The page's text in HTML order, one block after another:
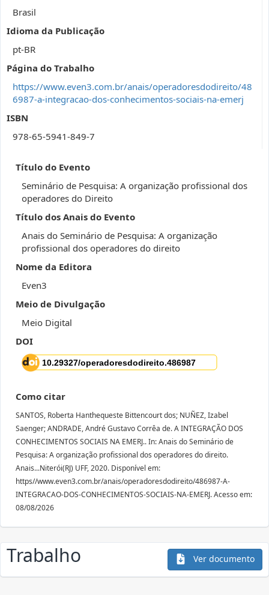
Brasil
Idioma da Publicação
pt-BR
Página do Trabalho
https://www.even3.com.br/anais/operadoresdodireito/48
6987-a-integracao-dos-conhecimentos-sociais-na-emerj
ISBN
978-65-5941-849-7
Título do Evento
Seminário de Pesquisa: A organização profissional dos
operadores do Direito
Título dos Anais do Evento
Anais do Seminário de Pesquisa: A organização
profissional dos operadores do direito
Nome da Editora
Even3
Meio de Divulgação
Meio Digital
DOI
Como citar
SANTOS, Roberta Hanthequeste Bittencourt dos; NUÑEZ, Izabel
Saenger; ANDRADE, André Gustavo Corrêa de. A INTEGRAÇÃO DOS
CONHECIMENTOS SOCIAIS NA EMERJ.. In: Anais do Seminário de
Pesquisa: A organização profissional dos operadores do direito.
Anais...Niterói(RJ) UFF, 2020. Disponível em:
https//www.even3.com.br/anais/operadoresdodireito/486987-A-
INTEGRACAO-DOS-CONHECIMENTOS-SOCIAIS-NA-EMERJ. Acesso em:
08/08/2026
Trabalho Ver documento